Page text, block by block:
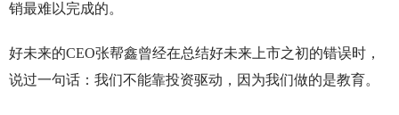
销最难以完成的。
好未来的CEO张帮鑫曾经在总结好未来上市之初的错误时，
说过一句话：我们不能靠投资驱动，因为我们做的是教育。